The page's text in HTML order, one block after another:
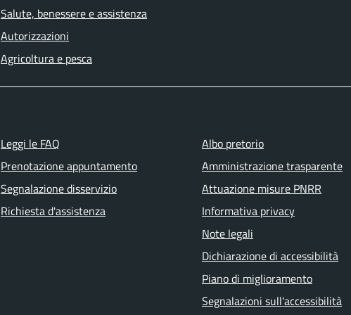
Salute, benessere e assistenza
Autorizzazioni
Agricoltura e pesca
Leggi le FAQ
Prenotazione appuntamento
Segnalazione disservizio
Richiesta d'assistenza
Albo pretorio
Amministrazione trasparente
Attuazione misure PNRR
Informativa privacy
Note legali
Dichiarazione di accessibilità
Piano di miglioramento
Segnalazioni sull'accessibilità